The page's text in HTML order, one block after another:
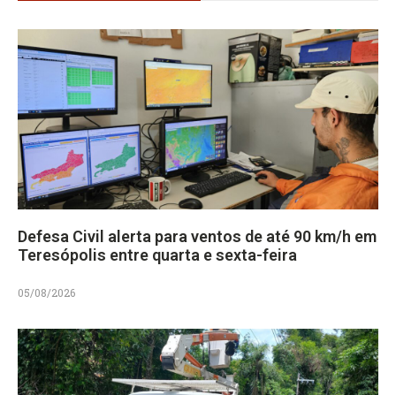
Defesa Civil alerta para ventos de até 90 km/h em
Teresópolis entre quarta e sexta-feira
05/08/2026